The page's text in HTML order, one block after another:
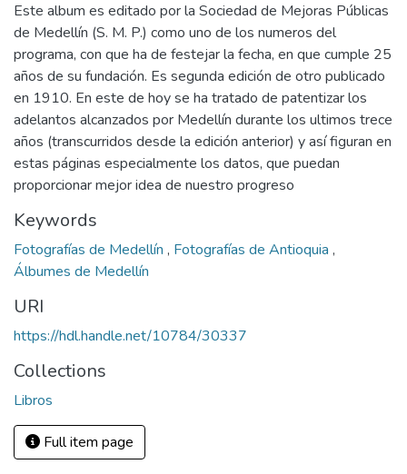
Este album es editado por la Sociedad de Mejoras Públicas
de Medellín (S. M. P.) como uno de los numeros del
programa, con que ha de festejar la fecha, en que cumple 25
años de su fundación. Es segunda edición de otro publicado
en 1910. En este de hoy se ha tratado de patentizar los
adelantos alcanzados por Medellín durante los ultimos trece
años (transcurridos desde la edición anterior) y así figuran en
estas páginas especialmente los datos, que puedan
proporcionar mejor idea de nuestro progreso
Keywords
Fotografías de Medellín , Fotografías de Antioquia ,
Álbumes de Medellín
URI
https://hdl.handle.net/10784/30337
Collections
Libros
Full item page